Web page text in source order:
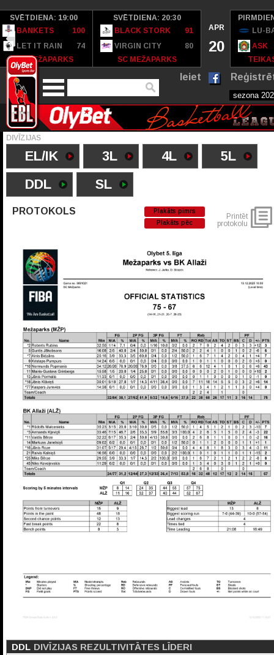
SVĒTDIENA: 19:00
BANKETS
100
LET IT RAIN
74
SC MEŽAPARKS
SVĒTDIENA: 20:30
BLACK STORK
91
VIRGIN CITY
80
SC MEŽAPARKS
APR
20
LU-
ASK
Ieiet
DIVĪZIJAS
EL/IK 3L 4L
5L
DDL
SL
PROTOKOLS
Plakāts pimrs
Plakāts pēc
Printēt
protokolu
DDL DIVĪZIJAS REZULTIVITĀTES LĪDERI